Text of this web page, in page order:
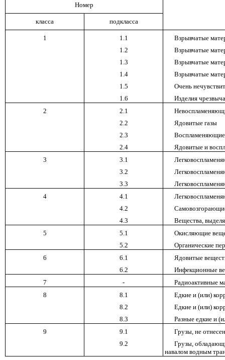
Номер
класса подкласса
1 1.1
Взрывчатые
1.2
Взрывчатые
1.3
Взрывчатые
1.4
Взрывчатые
1.5
Очень
1.6
Изделия
2
2.1
2.2
Ядовитые газы
2.3
2.4
Ядовитые и
3
3.1
3.2
3.3
4
4.1
4.2
4.3
Вещества,
5
5.1
Окисляющие
5.2
Органические
6
6.1
Ядовитые
6.2
Инфекционные
7
-
Радиоактивные
8
8.1
Едкие и (или)
8.2
Едкие и (или)
8.3
Разные едкие и
9
9.1
Грузы, не
9.2
Грузы,
навалом водным